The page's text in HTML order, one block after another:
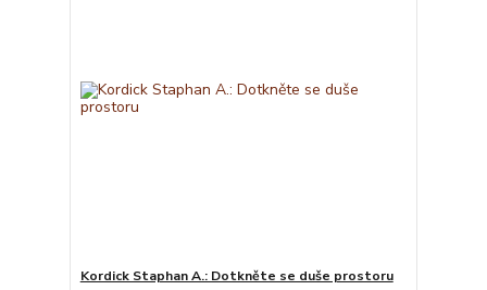
Kordick Staphan A.: Dotkněte se duše prostoru